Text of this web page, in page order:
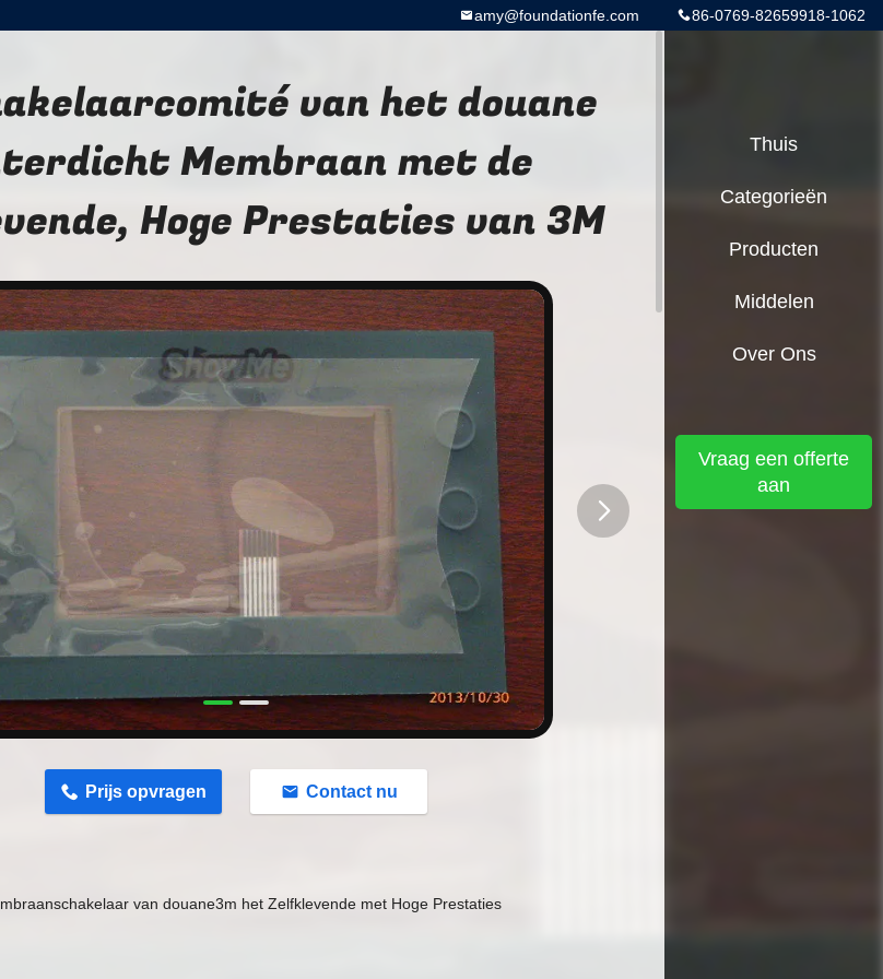
86-0769-82659918-1062
amy@foundationfe.com
van het douane
Membraan met de
Hoge Prestaties van 3M
Prijs opvragen Contact nu
van douane3m het Zelfklevende met Hoge Prestaties
Thuis
Categorieën
Producten
Middelen
Over Ons
Vraag een offerte
aan